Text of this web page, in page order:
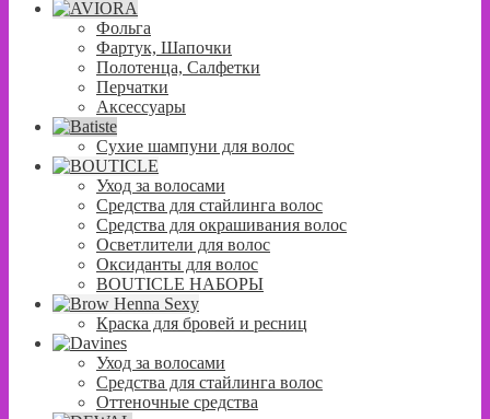
Фольга
Фартук, Шапочки
Полотенца, Салфетки
Перчатки
Аксессуары
Сухие шампуни для волос
Уход за волосами
Средства для стайлинга волос
Средства для окрашивания волос
Осветлители для волос
Оксиданты для волос
BOUTICLE НАБОРЫ
Краска для бровей и ресниц
Уход за волосами
Средства для стайлинга волос
Оттеночные средства